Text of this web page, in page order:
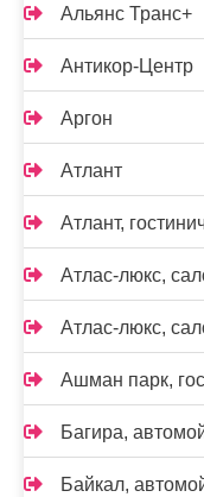
Альянс Транс+
Антикор-Центр
Аргон
Атлант
Атлант,
Атлас-люкс,
Атлас-люкс,
Ашман парк,
Багира,
Байкал,